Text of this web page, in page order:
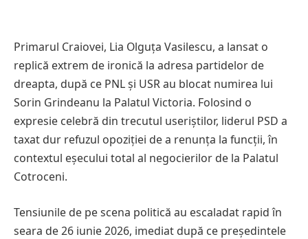
Primarul Craiovei, Lia Olguța Vasilescu, a lansat o
replică extrem de ironică la adresa partidelor de
dreapta, după ce PNL și USR au blocat numirea lui
Sorin Grindeanu la Palatul Victoria. Folosind o
expresie celebră din trecutul useriștilor, liderul PSD a
taxat dur refuzul opoziției de a renunța la funcții, în
contextul eșecului total al negocierilor de la Palatul
Cotroceni.
Tensiunile de pe scena politică au escaladat rapid în
seara de 26 iunie 2026, imediat după ce președintele